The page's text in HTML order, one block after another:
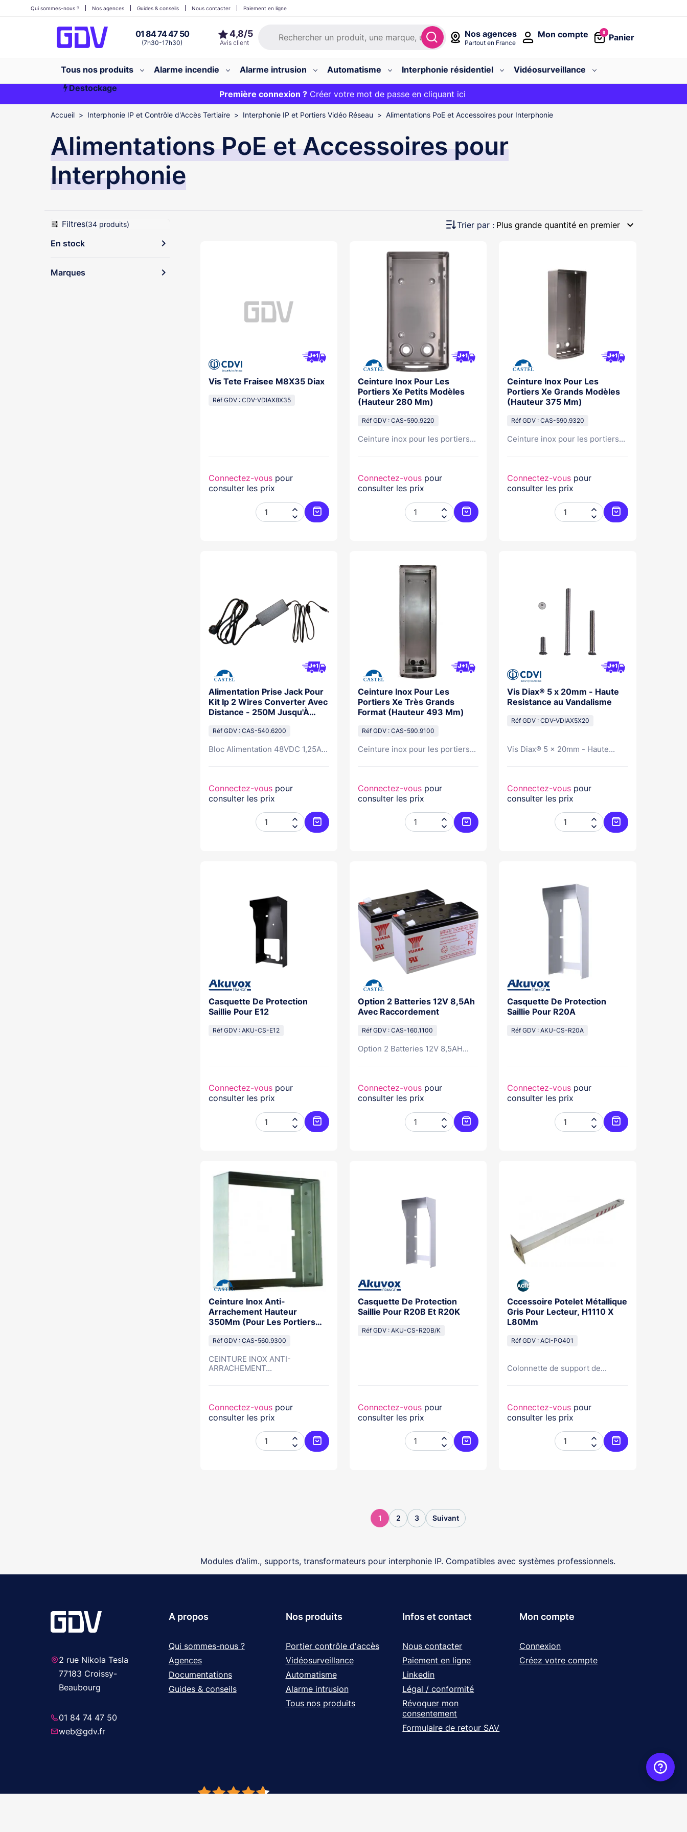
Nos agences
Partout en France
01 84 74 47 50
(7h30-17h30)
0
Panier
Mon compte
Qui sommes-nous ? Nos agences Guides & conseils Nous contacter Paiement en ligne
Tous nos produits Alarme incendie Alarme intrusion Automatisme Interphonie résidentiel
Vidéosurveillance
Destockage
Première commande ?20€ OFFERT sur votre panier et livraison 24/48h gratuite avec le code
Première connexion ?Créer votre mot de passe en cliquant ici
EXCLU WEB :
Accueil Interphonie IP et Contrôle d'Accès Tertiaire Interphonie IP et Portiers Vidéo Réseau Alimentations PoE et Accessoires pour Interphonie
Alimentations PoE et Accessoires pour
Interphonie
Filtres(34 produits)
En stock expand_more
Marques expand_more
Trier par : Plus grande quantité en premier expand_more
Vis Tete Fraisee M8X35 Diax
Réf GDV : CDV-VDIAX8X35
Connectez-vouspour
consulter les prix


Ajouter au panier
Ceinture Inox Pour Les
Portiers Xe Petits Modèles
(Hauteur 280 Mm)
Réf GDV : CAS-590.9220
Ceinture inox pour les portiers...
Connectez-vouspour
consulter les prix


Ajouter au panier
Ceinture Inox Pour Les
Portiers Xe Grands Modèles
(Hauteur 375 Mm)
Réf GDV : CAS-590.9320
Ceinture inox pour les portiers...
Connectez-vous pour
consulter les prix


Ajouter au panier
Alimentation Prise Jack Pour
Kit Ip 2 Wires Converter Avec
Distance - 250M Jusqu'À
Réf GDV : CAS-540.6200
Bloc Alimentation 48VDC 1,25A...
Connectez-vouspour
consulter les prix


Ajouter au panier
Ceinture Inox Pour Les
Portiers Xe Très Grands
Format (Hauteur 493 Mm)
Réf GDV : CAS-590.9100
Ceinture inox pour les portiers...
Connectez-vouspour
consulter les prix


Ajouter au panier
Vis Diax® 5 x 20mm - Haute
Resistance au Vandalisme
Réf GDV : CDV-VDIAX5X20
Vis Diax® 5 x 20mm - Haute...
Connectez-vous pour
consulter les prix


Ajouter au panier
Casquette De Protection
Saillie Pour E12
Réf GDV : AKU-CS-E12
Connectez-vouspour
consulter les prix


Ajouter au panier
Option 2 Batteries 12V 8,5Ah
Avec Raccordement
Réf GDV : CAS-160.1100
Option 2 Batteries 12V 8,5AH...
Connectez-vouspour
consulter les prix


Ajouter au panier
Casquette De Protection
Saillie Pour R20A
Réf GDV : AKU-CS-R20A
Connectez-vous pour
consulter les prix


Ajouter au panier
Ceinture Inox Anti-
Arrachement Hauteur
350Mm (Pour Les Portiers
Réf GDV : CAS-560.9300
CEINTURE INOX ANTI-
ARRACHEMENT...
Connectez-vouspour
consulter les prix


Ajouter au panier
Casquette De Protection
Saillie Pour R20B Et R20K
Réf GDV : AKU-CS-R20B/K
Connectez-vouspour
consulter les prix


Ajouter au panier
Cccessoire Potelet Métallique
Gris Pour Lecteur, H1110 X
L80Mm
Réf GDV : ACI-PO401
Colonnette de support de...
Connectez-vous pour
consulter les prix


Ajouter au panier
1 2 3 Suivant
Modules d’alim., supports, transformateurs pour interphonie IP. Compatibles avec systèmes professionnels.
2 rue Nikola Tesla
77183 Croissy-
Beaubourg
01 84 74 47 50
web@gdv.fr
A propos
Qui sommes-nous ?
Agences
Documentations
Guides & conseils
Nos produits
Portier contrôle d'accès
Vidéosurveillance
Automatisme
Alarme intrusion
Tous nos produits
Infos et contact
Nous contacter
Paiement en ligne
Linkedin
Légal / conformité
Révoquer mon
consentement
Formulaire de retour SAV
Mon compte
Connexion
Créez votre compte